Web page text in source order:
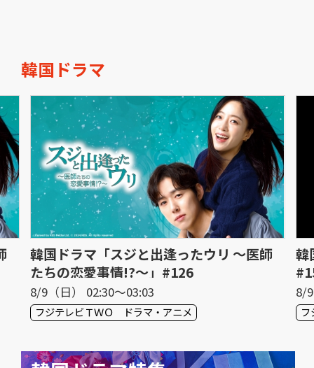
韓国ドラマ
韓国ドラマ「スジと出逢ったウリ 〜医師
たちの恋愛事情!?〜」#126
8/9（日） 02:30〜03:03
フジテレビＴＷＯ ドラマ・アニメ
韓
8/